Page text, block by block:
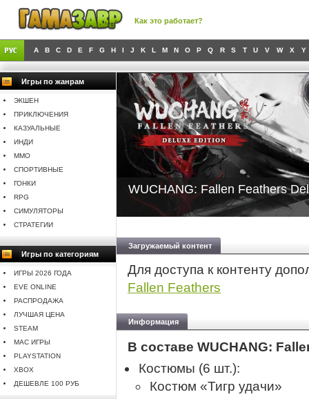
Как это работает?
A B C D E F G H I J K L M N O P Q R S T U V W X Y
Игры по жанрам
ЭКШЕН
ПРИКЛЮЧЕНИЯ
КАЗУАЛЬНЫЕ
ИНДИ
MMO
СПОРТИВНЫЕ
ГОНКИ
RPG
СИМУЛЯТОРЫ
СТРАТЕГИИ
Игры по категориям
ИГРЫ 2026 ГОДА
EVE ONLINE
РАСПРОДАЖА
ЛУЧШАЯ ЦЕНА
STEAM
MAC ИГРЫ
PLAYSTATION
XBOX
ДЕШЕВЛЕ 100 РУБ
WUCHANG: Fallen Feathers
Загружаемый контент
Для доступа к контенту
Fallen Feathers
Информация
В составе WUCHANG:
Костюмы (6 шт.):
Костюм «Тигр удачи»